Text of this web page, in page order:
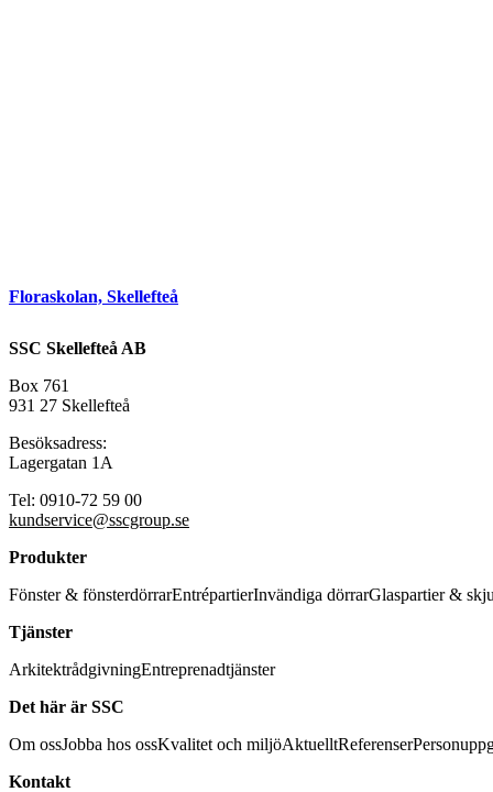
Floraskolan, Skellefteå
SSC Skellefteå AB
Box 761
931 27 Skellefteå
Besöksadress:
Lagergatan 1A
Tel: 0910-72 59 00
kundservice@sscgroup.se
Produkter
Fönster & fönsterdörrarEntrépartierInvändiga dörrarGlaspartier &
Tjänster
ArkitektrådgivningEntreprenadtjänster
Det här är SSC
Om ossJobba hos ossKvalitet och miljöAktuelltReferenser
Kontakt